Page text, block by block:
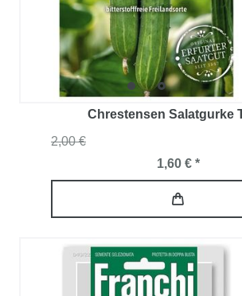
Chrestensen Salatgurke
2,00 €
1,60 € *